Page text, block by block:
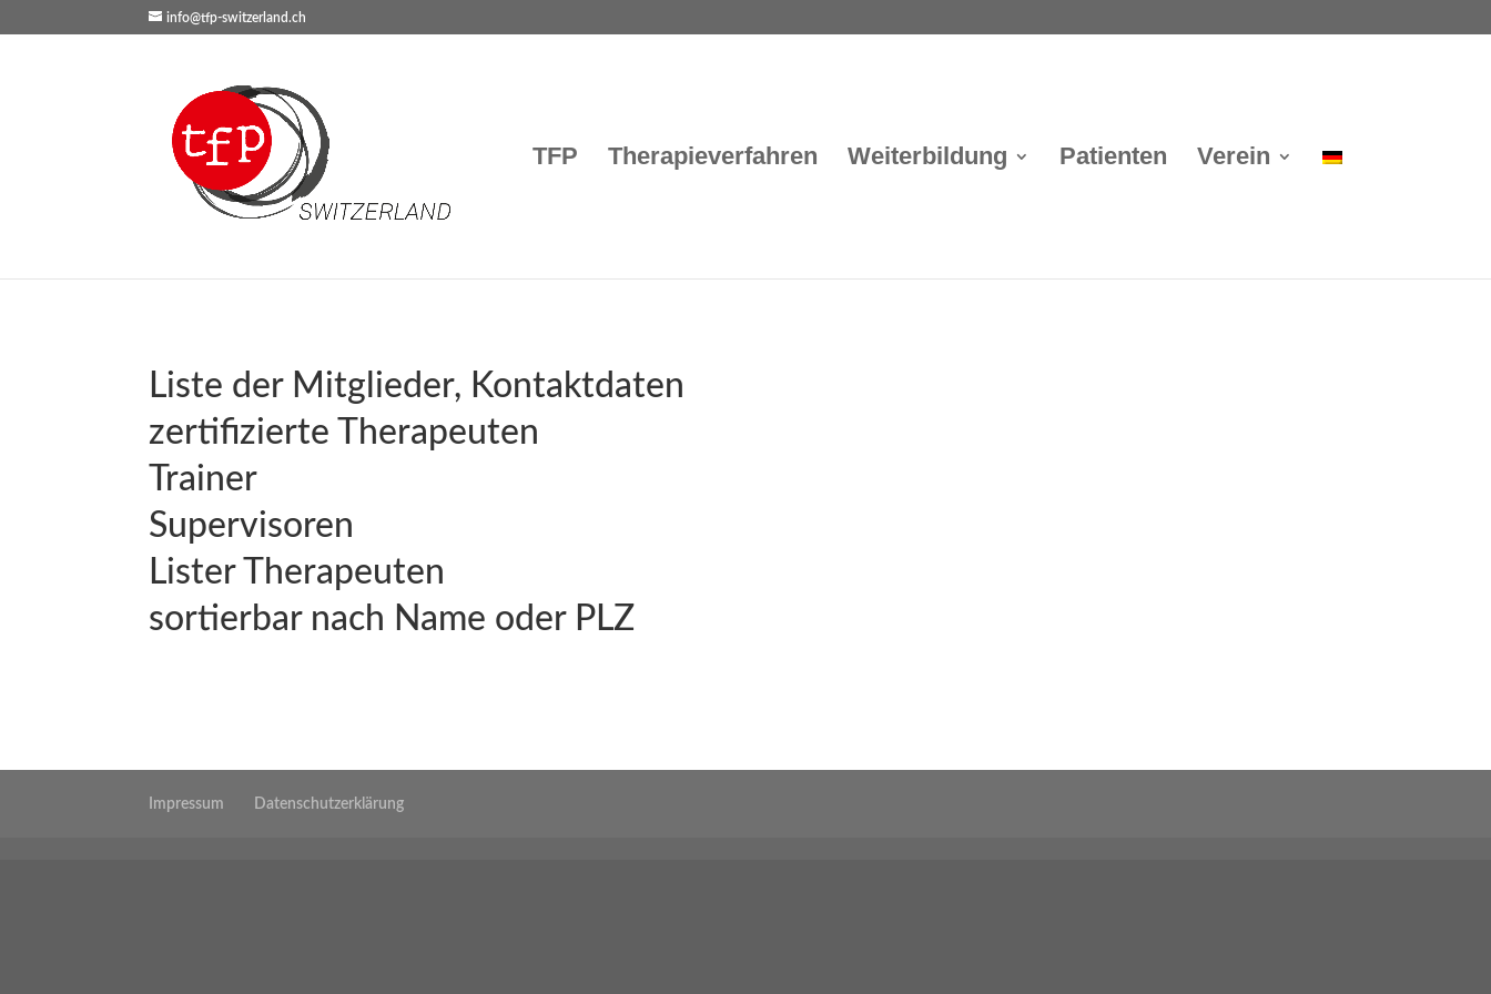
info@tfp-switzerland.ch
TFP Therapieverfahren Weiterbildung Patienten Verein
Liste der Mitglieder, Kontaktdaten
zertifizierte Therapeuten
Trainer
Supervisoren
Lister Therapeuten
sortierbar nach Name oder PLZ
Impressum Datenschutzerklärung